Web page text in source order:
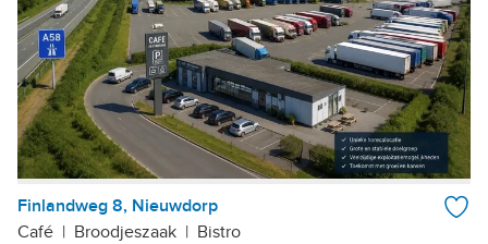
Finlandweg 8, Nieuwdorp
Café | Broodjeszaak | Bistro